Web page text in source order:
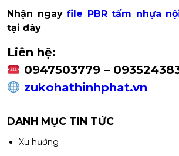
Nhận ngayfile PBR tấm nhựa
tại đây
Liên hệ:
0947503779 –
zukohathinhphat.vn
DANH MỤC TIN TỨC
Xu hướng